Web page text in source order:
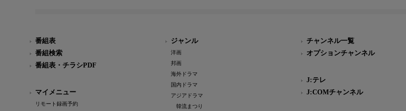
番組表
番組検索
番組表・チラシPDF
マイメニュー
リモート録画予約
ジャンル
洋画
邦画
海外ドラマ
国内ドラマ
アジアドラマ
韓流まつり
チャンネル一覧
オプションチャンネル
J:テレ
J:COMチャンネル